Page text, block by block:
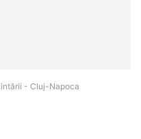
- Cluj-Napoca